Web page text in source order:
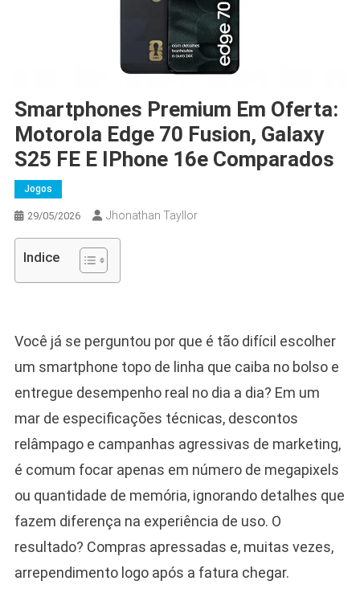
Smartphones Premium Em Oferta:
Motorola Edge 70 Fusion, Galaxy
S25 FE E IPhone 16e Comparados
Jogos
29/05/2026 Jhonathan Tayllor
Indice
Você já se perguntou por que é tão difícil escolher
um smartphone topo de linha que caiba no bolso e
entregue desempenho real no dia a dia? Em um
mar de especificações técnicas, descontos
relâmpago e campanhas agressivas de marketing,
é comum focar apenas em número de megapixels
ou quantidade de memória, ignorando detalhes que
fazem diferença na experiência de uso. O
resultado? Compras apressadas e, muitas vezes,
arrependimento logo após a fatura chegar.